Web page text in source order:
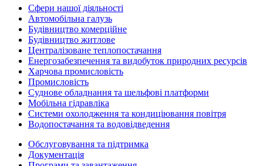
Сфери нашої діяльності
Автомобільна галузь
Будівництво комерційне
Будівництво житлове
Централізоване теплопостачання
Енергозабезпечення та видобуток природних ресурсів
Харчова промисловість
Промисловість
Суднове обладнання та шельфові платформи
Мобільна гідравліка
Системи охолодження та кондиціювання повітря
Водопостачання та водовідведення
Обслуговування та підтримка
Документація